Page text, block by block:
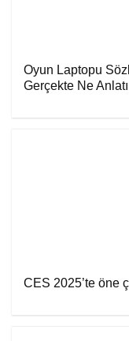
Oyun Laptopu
Gerçekte Ne
CES 2025’te öne